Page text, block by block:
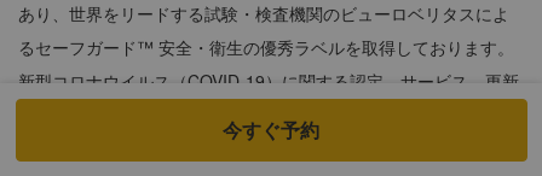
あり、世界をリードする試験・検査機関のビューロベリタスによ
るセーフガード™ 安全・衛生の優秀ラベルを取得しております。
新型コロナウイルス（COVID-19）に関する認定、サービス、更新
ご覧ください。
今すぐ予約